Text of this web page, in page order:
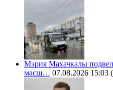
Мэрия Махачкалы
масш… 07.08.2026 15:03